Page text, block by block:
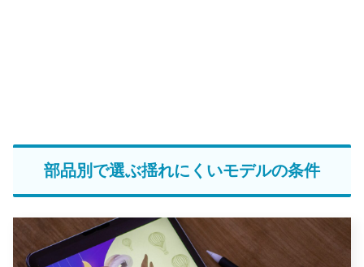
部品別で選ぶ揺れにくいモデルの条件